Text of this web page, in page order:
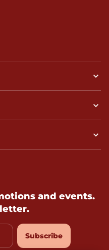
and events.
Subscribe